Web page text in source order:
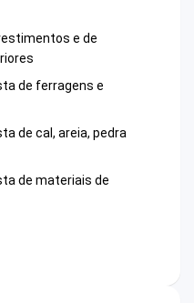
e de
de ferragens e
de cal, areia, pedra
de materiais de